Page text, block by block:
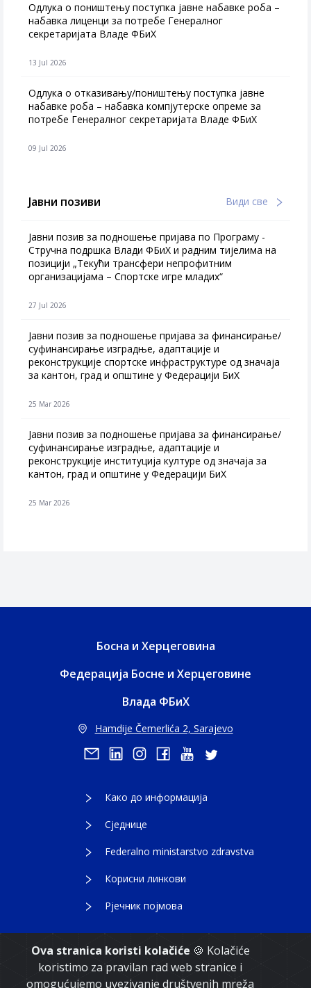
Ova stranica koristi kolačiće 🍪 Kolačiće
koristimo za pravilan rad web stranice i
omogućujemo uvezivanje društvenih mreža
Одлука о поништењу поступка јавне набавке роба –
набавка лиценци за потребе Генералног
секретаријата Владе ФБиХ
13 Jul 2026
Одлука о отказивању/поништењу поступка јавне
набавке роба – набавка компјутерске опреме за
потребе Генералног секретаријата Владе ФБиХ
09 Jul 2026
Јавни позиви Види све
Јавни позив за подношење пријава по Програму -
Стручна подршка Влади ФБиХ и радним тијелима на
позицији „Текући трансфери непрофитним
организацијама – Спортске игре младих“
27 Jul 2026
Jавни позив за подношење пријава за финансирање/
суфинансирање изградње, адаптације и
реконструкције спортске инфраструктуре од значаја
за кантон, град и општине у Федерацији БиХ
25 Mar 2026
Јавни позив за подношење пријава за финансирање/
суфинансирање изградње, адаптације и
реконструкције институција културе од значаја за
кантон, град и општине у Федерацији БиХ
25 Mar 2026
Босна и Херцеговина
Федерација Босне и Херцеговине
Влада ФБиХ
Hamdije Čemerlića 2, Sarajevo
Како до информација
Сједнице
Federalno ministarstvo zdravstva
Корисни линкови
Рјечник појмова
Copyright 2021. Влада Федерације Босне и